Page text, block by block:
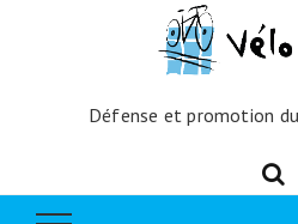
Défense et promotion